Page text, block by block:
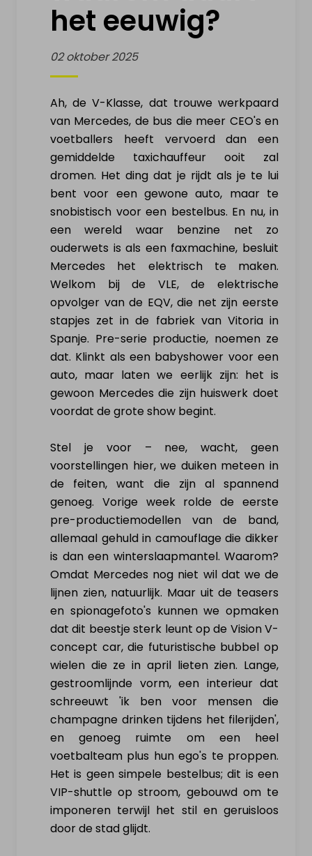
VERKOOP ELEKTRISCH
VOERTUIG
Mijn elektrische wagen
Mijn elektrische moto
Mijn elektrische fiets
Mijn elektrische step
Mijn Drone & batterijen
INFO & ACTUALITEIT
Hoe werkt het?
Nieuws & actualiteit
Diensten
Contact
MIJN PROFIEL
Inloggen
Registreer als particulier
Verkoop elektrisch voertuig
NL | FR | EN
het eeuwig?
02 oktober 2025
Ah, de V-Klasse, dat trouwe werkpaard
van Mercedes, de bus die meer CEO's en
voetballers heeft vervoerd dan een
gemiddelde taxichauffeur ooit zal
dromen. Het ding dat je rijdt als je te lui
bent voor een gewone auto, maar te
snobistisch voor een bestelbus. En nu, in
een wereld waar benzine net zo
ouderwets is als een faxmachine, besluit
Mercedes het elektrisch te maken.
Welkom bij de VLE, de elektrische
opvolger van de EQV, die net zijn eerste
stapjes zet in de fabriek van Vitoria in
Spanje. Pre-serie productie, noemen ze
dat. Klinkt als een babyshower voor een
auto, maar laten we eerlijk zijn: het is
gewoon Mercedes die zijn huiswerk doet
voordat de grote show begint.
Stel je voor – nee, wacht, geen
voorstellingen hier, we duiken meteen in
de feiten, want die zijn al spannend
genoeg. Vorige week rolde de eerste
pre-productiemodellen van de band,
allemaal gehuld in camouflage die dikker
is dan een winterslaapmantel. Waarom?
Omdat Mercedes nog niet wil dat we de
lijnen zien, natuurlijk. Maar uit de teasers
en spionagefoto's kunnen we opmaken
dat dit beestje sterk leunt op de Vision V-
concept car, die futuristische bubbel op
wielen die ze in april lieten zien. Lange,
gestroomlijnde vorm, een interieur dat
schreeuwt 'ik ben voor mensen die
champagne drinken tijdens het filerijden',
en genoeg ruimte om een heel
voetbalteam plus hun ego's te proppen.
Het is geen simpele bestelbus; dit is een
VIP-shuttle op stroom, gebouwd om te
imponeren terwijl het stil en geruisloos
door de stad glijdt.